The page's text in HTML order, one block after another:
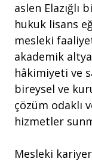
aslen Elazığlı
hukuk lisans
mesleki
akademik
hâkimiyeti ve
bireysel ve
çözüm odaklı
hizmetler
Mesleki